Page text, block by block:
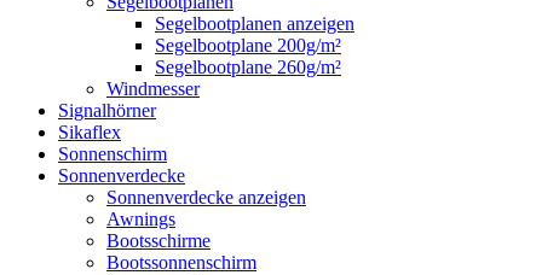
Segelbootplanen anzeigen
Segelbootplane 200g/m²
Segelbootplane 260g/m²
Windmesser
Signalhörner
Sikaflex
Sonnenschirm
Sonnenverdecke
Sonnenverdecke anzeigen
Awnings
Bootsschirme
Bootssonnenschirm